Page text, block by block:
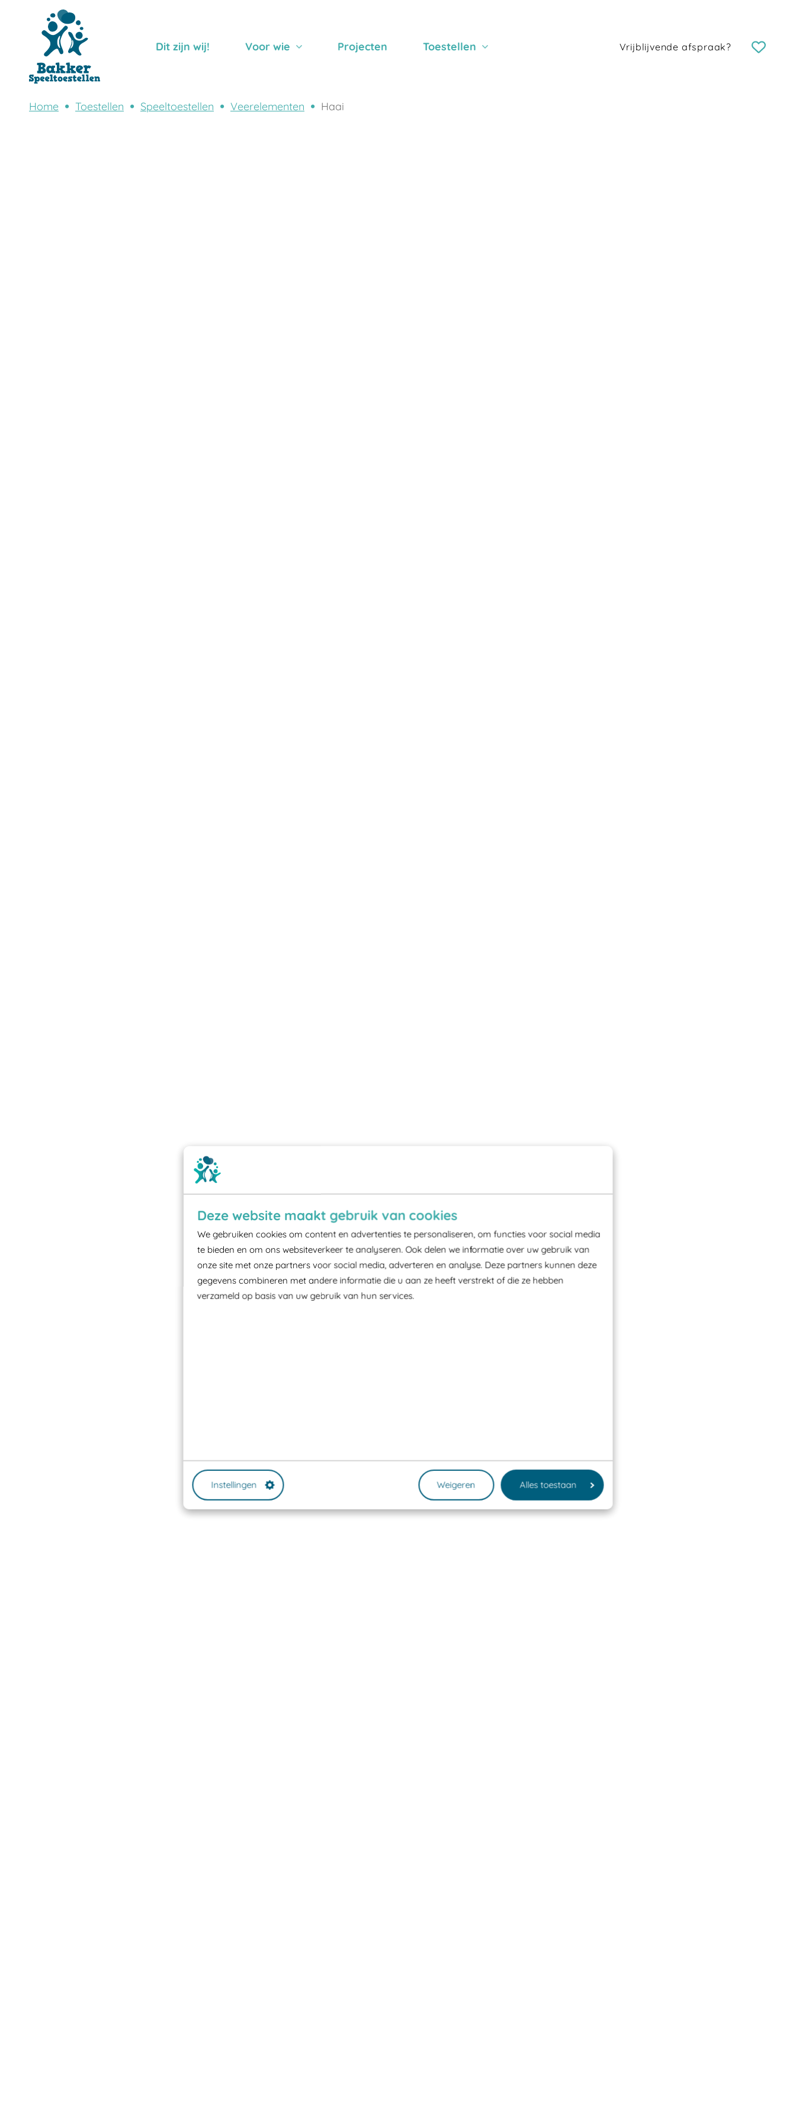
Deze website maakt gebruik van cookies
We gebruiken cookies om content en advertenties te personaliseren, om functies voor social media
te bieden en om ons websiteverkeer te analyseren. Ook delen we informatie over uw gebruik van
onze site met onze partners voor social media, adverteren en analyse. Deze partners kunnen deze
gegevens combineren met andere informatie die u aan ze heeft verstrekt of die ze hebben
verzameld op basis van uw gebruik van hun services.
Instellingen Weigeren Alles toestaan
Dit zijn wij! Voor wie Projecten Toestellen Vrijblijvende afspraak?
Home Toestellen Speeltoestellen Veerelementen Haai